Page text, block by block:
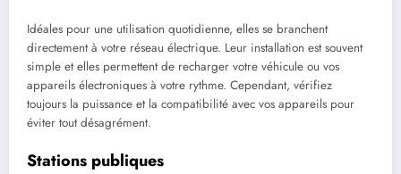
Idéales pour une utilisation quotidienne, elles se branchent
directement à votre réseau électrique. Leur installation est souvent
simple et elles permettent de recharger votre véhicule ou vos
appareils électroniques à votre rythme. Cependant, vérifiez
toujours la puissance et la compatibilité avec vos appareils pour
éviter tout désagrément.
Stations publiques